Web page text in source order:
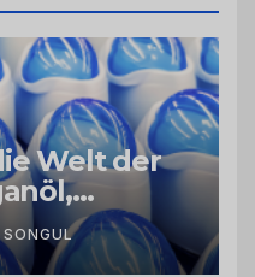
Welt der
und
von
SONGUL